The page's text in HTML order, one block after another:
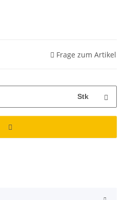
Frage zum Artikel
Stk